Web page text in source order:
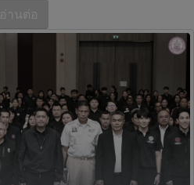
อ่านต่อ